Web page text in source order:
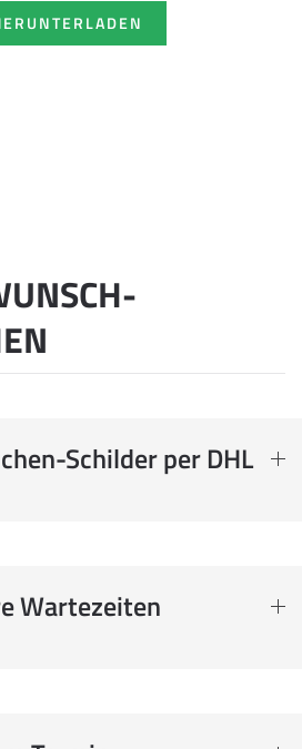
Schilder per DHL
Wartezeiten